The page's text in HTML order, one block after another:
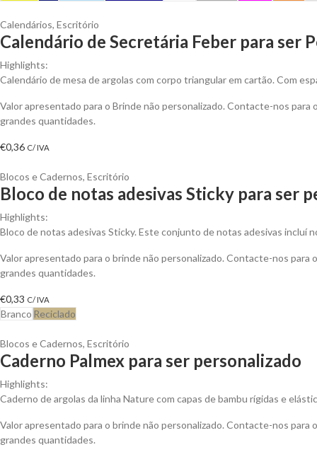
Calendários, Escritório
Calendário de Secretária Feber para ser
Highlights:
Calendário de mesa de argolas com corpo triangular em cartão. Com
Valor apresentado para o Brinde não personalizado. Contacte-nos
grandes quantidades.
€0,36 C/ IVA
Blocos e Cadernos, Escritório
Bloco de notas adesivas Sticky para ser
Highlights:
Bloco de notas adesivas Sticky. Este conjunto de notas adesivas incluí
Valor apresentado para o brinde não personalizado. Contacte-nos para
grandes quantidades.
€0,33 C/ IVA
Branco Reciclado
Blocos e Cadernos, Escritório
Caderno Palmex para ser personalizado
Highlights:
Caderno de argolas da linha Nature com capas de bambu rígidas e
Valor apresentado para o brinde não personalizado. Contacte-nos para
grandes quantidades.